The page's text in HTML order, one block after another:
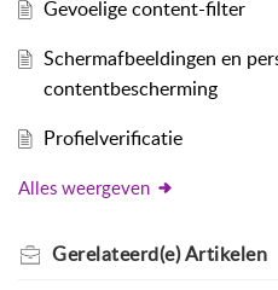
Gevoelige content-filter
Schermafbeeldingen en
contentbescherming
Profielverificatie
Alles weergeven
Gerelateerd(e)Artikelen